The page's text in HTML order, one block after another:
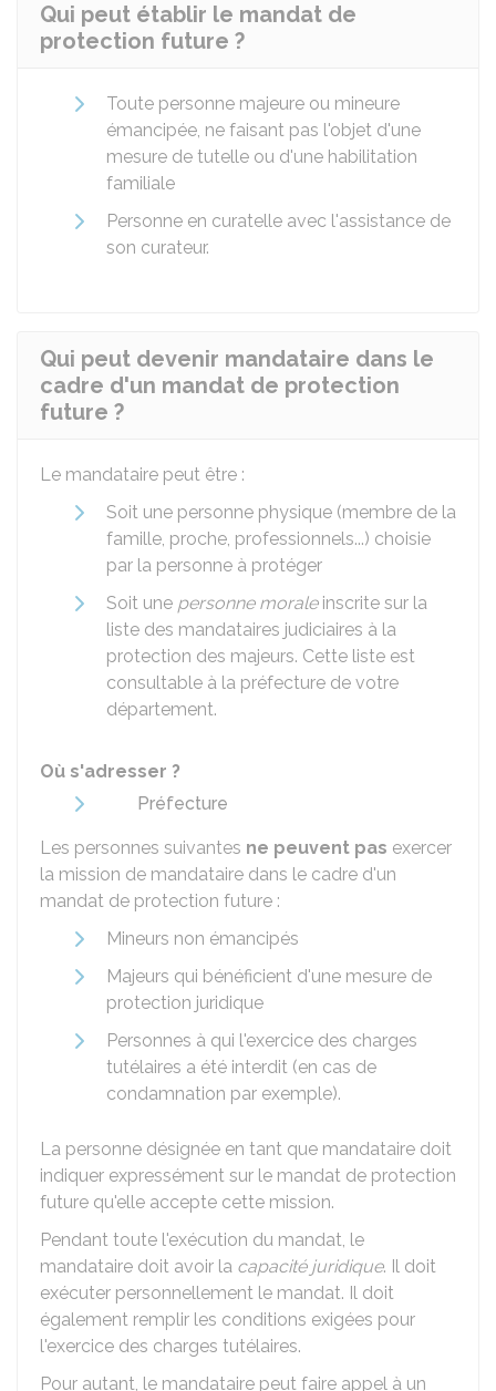
Qui peut établir le mandat de
protection future ?
Toute personne majeure ou mineure
émancipée, ne faisant pas l'objet d'une
mesure de tutelle ou d'une habilitation
familiale
Personne en curatelle avec l'assistance de
son curateur.
Qui peut devenir mandataire dans le
cadre d'un mandat de protection
future ?
Le mandataire peut être :
Soit une personne physique (membre de la
famille, proche, professionnels...) choisie
par la personne à protéger
Soit une personne moraleinscrite sur la
liste des mandataires judiciaires à la
protection des majeurs. Cette liste est
consultable à la préfecture de votre
département.
Où s'adresser ?
Préfecture
Les personnes suivantes ne peuvent pas exercer
la mission de mandataire dans le cadre d'un
mandat de protection future :
Mineurs non émancipés
Majeurs qui bénéficient d'une mesure de
protection juridique
Personnes à qui l'exercice des charges
tutélaires a été interdit (en cas de
condamnation par exemple).
La personne désignée en tant que mandataire doit
indiquer expressément sur le mandat de protection
future qu'elle accepte cette mission.
Pendant toute l'exécution du mandat, le
mandataire doit avoir la capacité juridique. Il doit
exécuter personnellement le mandat. Il doit
également remplir les conditions exigées pour
l'exercice des charges tutélaires.
Pour autant, le mandataire peut faire appel à un